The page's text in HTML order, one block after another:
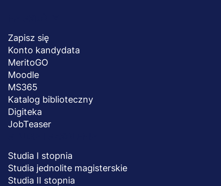
stopka
Zapisz się
Konto kandydata
MeritoGO
Moodle
MS365
Katalog biblioteczny
Digiteka
JobTeaser
Studia I stopnia
Studia jednolite magisterskie
Studia II stopnia